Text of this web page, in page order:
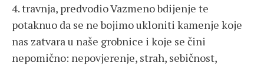
4. travnja, predvodio Vazmeno bdijenje te
potaknuo da se ne bojimo ukloniti kamenje koje
nas zatvara u naše grobnice i koje se čini
nepomično: nepovjerenje, strah, sebičnost,